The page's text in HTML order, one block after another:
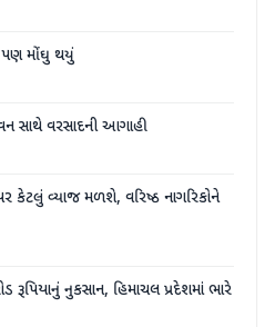
પણ મોંઘુ થયું
સાથે વરસાદની આગાહી
કેટલું વ્યાજ મળશે, વરિષ્ઠ નાગરિકોને
રૂપિયાનું નુકસાન, હિમાચલ પ્રદેશમાં ભારે